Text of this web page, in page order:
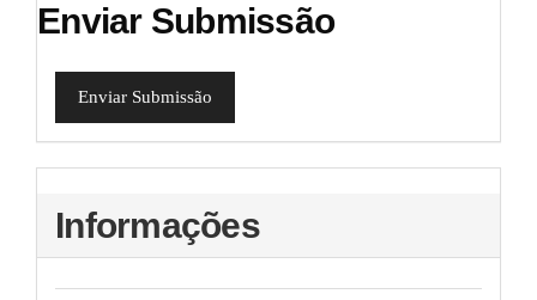
Enviar Submissão
Enviar Submissão
Informações